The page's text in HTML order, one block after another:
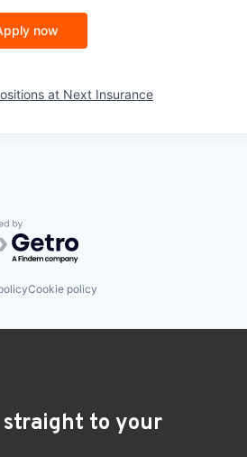
now
at Next Insurance
by Getro.com
Cookie policy
to your